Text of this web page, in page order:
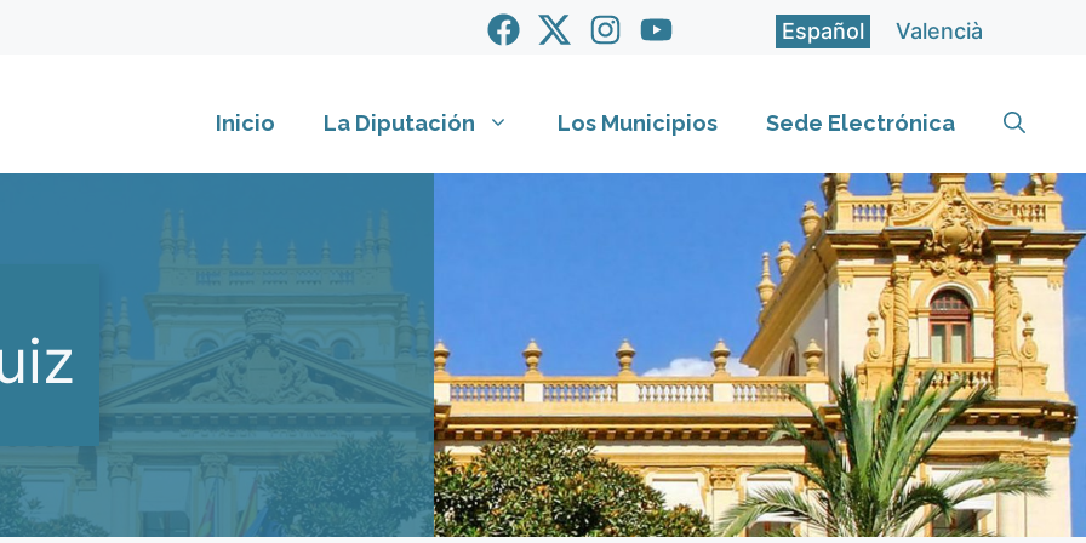
Español Valencià
Inicio La Diputación Los Municipios Sede Electrónica